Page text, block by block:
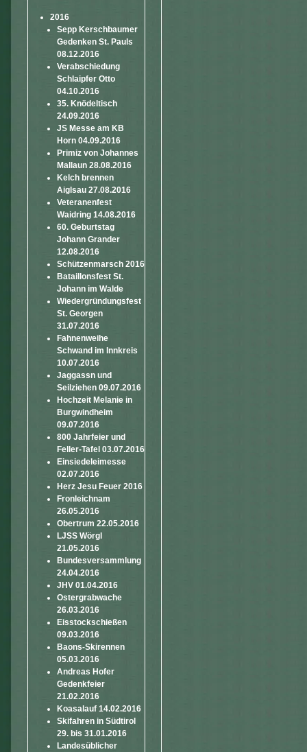
2016
Sepp Kerschbaumer
Gedenken St. Pauls
08.12.2016
Verabschiedung
Schlaipfer Otto
04.10.2016
35. Knödeltisch
24.09.2016
JS Messe am KB
Horn 04.09.2016
Primiz von Johannes
Mallaun 28.08.2016
Kelch brennen
Aiglsau 27.08.2016
Veteranenfest
Waidring 14.08.2016
60. Geburtstag
Johann Grander
12.08.2016
Schützenmarsch 2016
Bataillonsfest St.
Johann im Walde
Wiedergründungsfest
St. Georgen
31.07.2016
Fahnenweihe
Schwand im Innkreis
10.07.2016
Jaggassn und
Seilziehen 09.07.2016
Hochzeit Melanie in
Burgwindheim
09.07.2016
800 Jahrfeier und
Feller-Tafel 03.07.2016
Einsiedeleimesse
02.07.2016
Herz Jesu Feuer 2016
Fronleichnam
26.05.2016
Obertrum 22.05.2016
LJSS Wörgl
21.05.2016
Bundesversammlung
24.04.2016
JHV 01.04.2016
Ostergrabwache
26.03.2016
Eisstockschießen
09.03.2016
Baons-Skirennen
05.03.2016
Andreas Hofer
Gedenkfeier
21.02.2016
Koasalauf 14.02.2016
Skifahren in Südtirol
29. bis 31.01.2016
Landesüblicher